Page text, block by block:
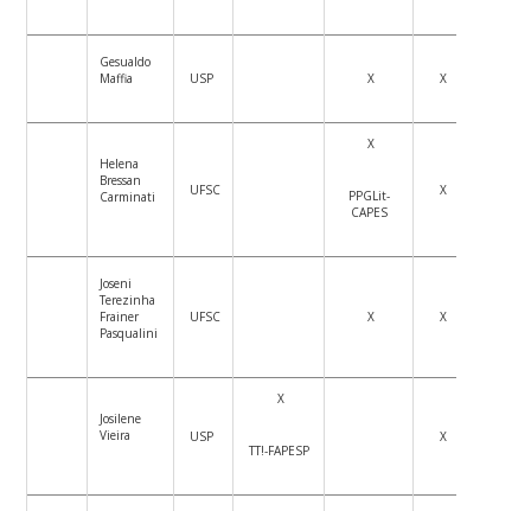
Gesualdo
Maffia
USP X X
Helena
Bressan
Carminati
UFSC
X
PPGLit-
CAPES
X
Joseni
Terezinha
Frainer
Pasqualini
UFSC X X
Josilene
Vieira
USP
X
TT!-FAPESP
X